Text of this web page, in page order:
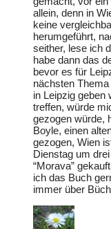
allein, denn in
keine
herumgeführt,
seither, lese ich
habe dann das
bevor es für
nächsten
in Leipzig geben
treffen, würde
gezogen würde,
Boyle, einen
gezogen, Wien
Dienstag um
“Morava”
ich das Buch
immer über